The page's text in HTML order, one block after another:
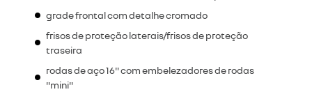
grade frontal com detalhe cromado
frisos de proteção laterais/frisos de proteção
traseira
rodas de aço 16" com embelezadores de rodas
"mini"